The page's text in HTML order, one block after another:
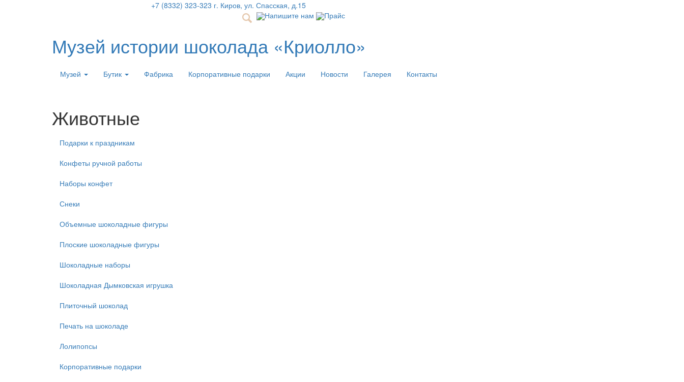
+7 (8332) 323-323 г. Киров, ул. Спасская, д.15
Напишите нам
Прайс
Музей истории шоколада «Криолло»
Музей Бутик Фабрика Корпоративные подарки Акции Новости Галерея Контакты
Животные
Подарки к праздникам
Конфеты ручной работы
Наборы конфет
Снеки
Объемные шоколадные фигуры
Плоские шоколадные фигуры
Шоколадные наборы
Шоколадная Дымковская игрушка
Плиточный шоколад
Печать на шоколаде
Лолипопсы
Корпоративные подарки